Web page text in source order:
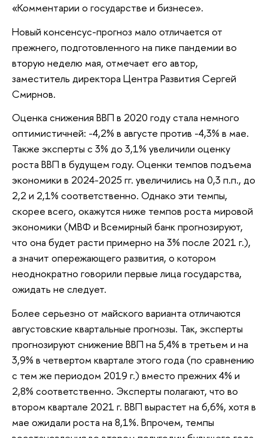
«Комментарии о государстве и бизнесе».
Новый консенсус-прогноз мало отличается от
прежнего, подготовленного на пике пандемии во
вторую неделю мая, отмечает его автор,
заместитель директора Центра Развития Сергей
Смирнов.
Оценка снижения ВВП в 2020 году стала немного
оптимистичней: -4,2% в августе против -4,3% в мае.
Также эксперты с 3% до 3,1% увеличили оценку
роста ВВП в будущем году. Оценки темпов подъема
экономики в 2024-2025 гг. увеличились на 0,3 п.п., до
2,2 и 2,1% соответственно. Однако эти темпы,
скорее всего, окажутся ниже темпов роста мировой
экономики (МВФ и Всемирный банк прогнозируют,
что она будет расти примерно на 3% после 2021 г.),
а значит опережающего развития, о котором
неоднократно говорили первые лица государства,
ожидать не следует.
Более серьезно от майского варианта отличаются
августовские квартальные прогнозы. Так, эксперты
прогнозируют снижение ВВП на 5,4% в третьем и на
3,9% в четвертом квартале этого года (по сравнению
с тем же периодом 2019 г.) вместо прежних 4% и
2,8% соответственно. Эксперты полагают, что во
втором квартале 2021 г. ВВП вырастет на 6,6%, хотя в
мае ожидали роста на 8,1%. Впрочем, темпы